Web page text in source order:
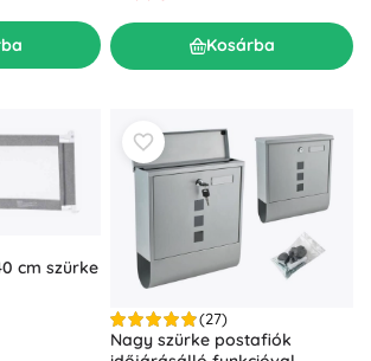
Kosárba
cm szürke
(27)
Nagy szürke postafiók